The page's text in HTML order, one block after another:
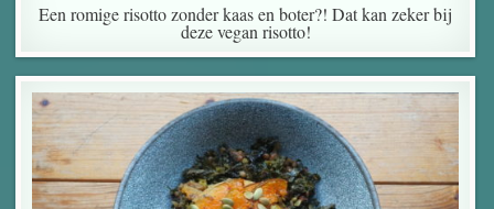
Een romige risotto zonder kaas en boter?! Dat kan zeker bij
deze vegan risotto!